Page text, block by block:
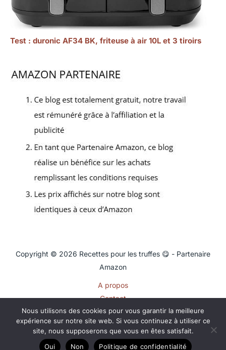
Test : duronic AF34 BK, friteuse à air 10L et 3 tiroirs
Copyright © 2026 Recettes pour les truffes 😋 - Partenaire
Amazon
A propos
Contact
Plan du site
Mentions légales
Politique de confidentialité
Nous utilisons des cookies pour vous garantir la meilleure
expérience sur notre site web. Si vous continuez à utiliser ce
site, nous supposerons que vous en êtes satisfait.
Oui
Non Politique de confidentialité